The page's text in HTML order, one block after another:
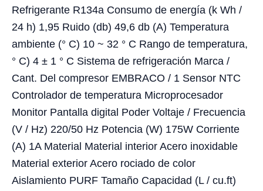
Refrigerante R134a Consumo de energía (k Wh /
24 h) 1,95 Ruido (db) 49,6 db (A) Temperatura
ambiente (° C) 10 ~ 32 ° C Rango de temperatura,
° C) 4 ± 1 ° C Sistema de refrigeración Marca /
Cant. Del compresor EMBRACO / 1 Sensor NTC
Controlador de temperatura Microprocesador
Monitor Pantalla digital Poder Voltaje / Frecuencia
(V / Hz) 220/50 Hz Potencia (W) 175W Corriente
(A) 1A Material Material interior Acero inoxidable
Material exterior Acero rociado de color
Aislamiento PURF Tamaño Capacidad (L / cu.ft)